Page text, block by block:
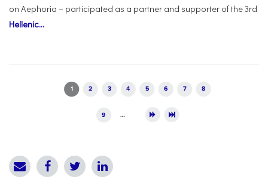
on Aephoria – participated as a partner and supporter of the 3rd
Hellenic...
1 2 3 4 5 6 7 8
9 …